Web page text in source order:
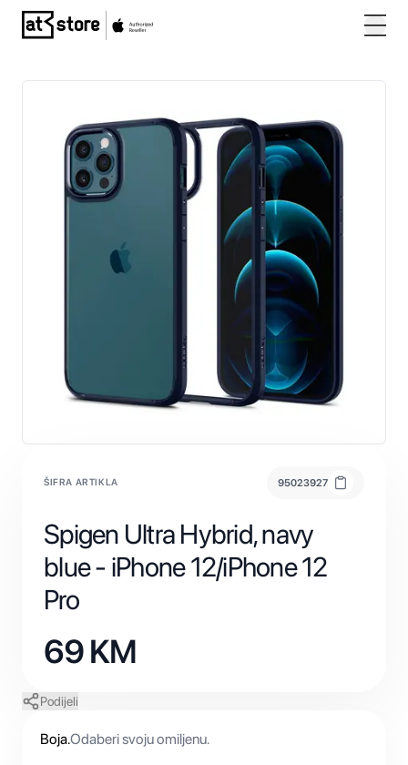
Posjetite početnu stranicu AT Store
ŠIFRA ARTIKLA 95023927
Spigen Ultra Hybrid, navy
blue - iPhone 12/iPhone 12
Pro
69KM
Podijeli
Boja.Odaberi svoju omiljenu.